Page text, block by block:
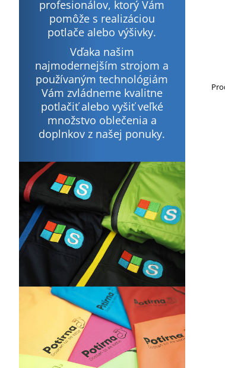
profesionálov, ktorý Vám
pomôže s realizáciou
potlače alebo výšivky.
Vďaka našim
najmodernejším strojom a
používaným technológiám
Vám zvládneme kvalitne
potlačiť alebo vyšiť veľké
množstvo oblečenia a
doplnkov z našej ponuky.